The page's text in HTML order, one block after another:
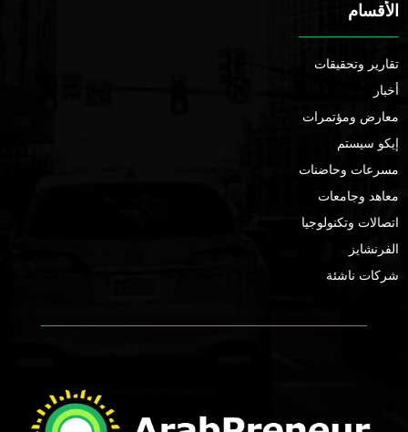
الأقسام
تقارير وتحقيقات
أخبار
معارض ومؤتمرات
إيكو سيستم
مسرعات وحاضنات
معاهد وجامعات
اتصالات وتكنولوجيا
الفرنشايز
شركات ناشئة